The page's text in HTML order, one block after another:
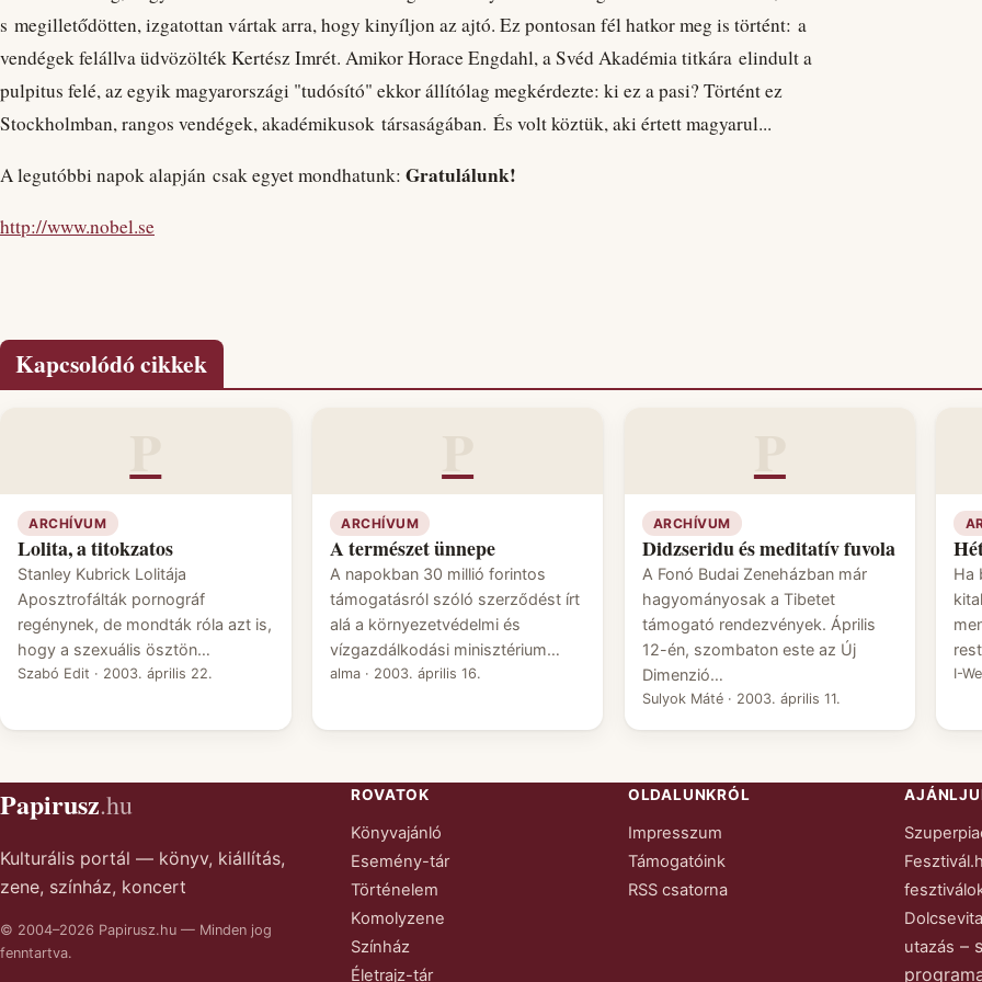
s megilletődötten, izgatottan vártak arra, hogy kinyíljon az ajtó. Ez pontosan fél hatkor meg is történt: a
vendégek felállva üdvözölték Kertész Imrét. Amikor Horace Engdahl, a Svéd Akadémia titkára elindult a
pulpitus felé, az egyik magyarországi "tudósító" ekkor állítólag megkérdezte: ki ez a pasi? Történt ez
Stockholmban, rangos vendégek, akadémikusok társaságában. És volt köztük, aki értett magyarul...
A legutóbbi napok alapján csak egyet mondhatunk: Gratulálunk!
http://www.nobel.se
Kapcsolódó cikkek
ARCHÍVUM
Lolita, a titokzatos
Stanley Kubrick Lolitája
Aposztrofálták pornográf
regénynek, de mondták róla azt is,
hogy a szexuális ösztön…
Szabó Edit · 2003. április 22.
ARCHÍVUM
A természet ünnepe
A napokban 30 millió forintos
támogatásról szóló szerződést írt
alá a környezetvédelmi és
vízgazdálkodási minisztérium…
alma· 2003. április 16.
ARCHÍVUM
Didzseridu és meditatív fuvola
A Fonó Budai Zeneházban már
hagyományosak a Tibetet
támogató rendezvények. Április
12-én, szombaton este az Új
Dimenzió…
Sulyok Máté· 2003. április 11.
Ha
I-
Papirusz.hu
Kulturális portál — könyv, kiállítás,
zene, színház, koncert
© 2004–2026 Papirusz.hu — Minden jog
fenntartva.
ROVATOK
Könyvajánló
Esemény-tár
Történelem
Komolyzene
Színház
Életrajz-tár
OLDALUNKRÓL
Impresszum
Támogatóink
RSS csatorna
utazás –